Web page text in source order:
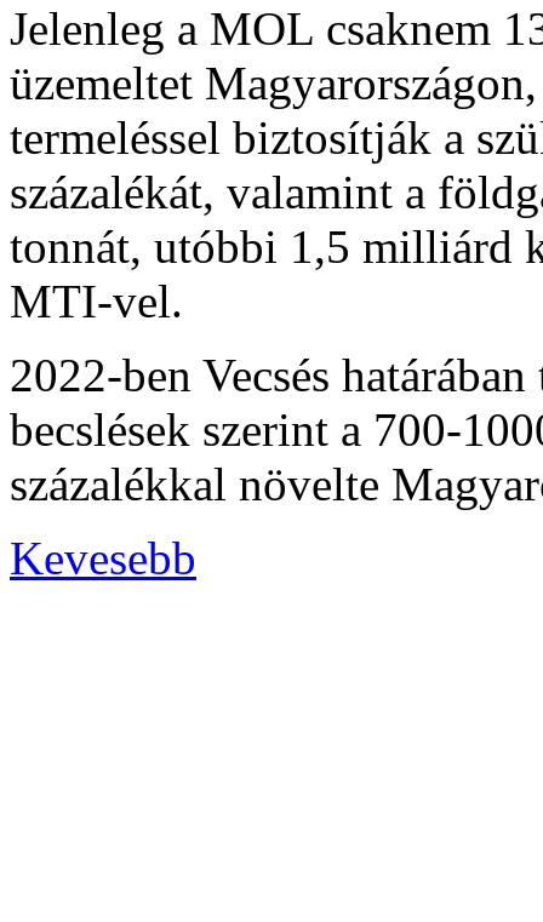
Jelenleg a MOL csaknem
üzemeltet
termeléssel biztosítják a
százalékát, valamint a
tonnát, utóbbi 1,5 milliárd
MTI-vel.
2022-ben Vecsés
becslések szerint a 700-
százalékkal növelte
Kevesebb